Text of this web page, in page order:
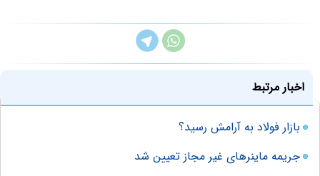
اخبار مرتبط
بازار فولاد به آرامش رسید؟
جریمه ماینرهای غیر مجاز تعیین شد